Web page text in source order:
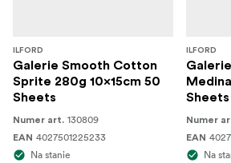
ILFORD
Galerie Smooth Cotton
Sprite 280g 10x15cm 50
Sheets
Numer art. 130809
EAN 4027501225233
Na stanie
ILFORD
Sheets
Numer
EAN
Na